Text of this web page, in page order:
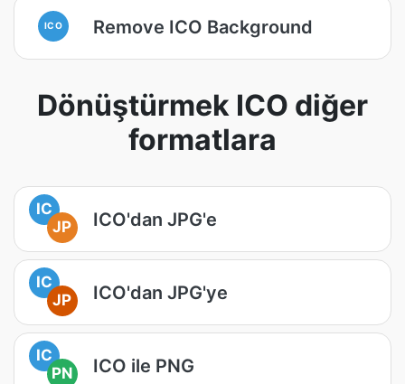
ICO Remove ICO Background
Dönüştürmek ICO diğer
formatlara
IC
JP
ICO'dan JPG'e
IC
JP
ICO'dan JPG'ye
IC
PN
ICO ile PNG